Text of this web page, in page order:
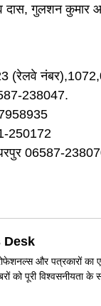
दास, गुलशन कुमार
(रेलवे
238047.
250172
06587-
Desk
और पत्रकारों का
को पूरी विश्वसनीयता के